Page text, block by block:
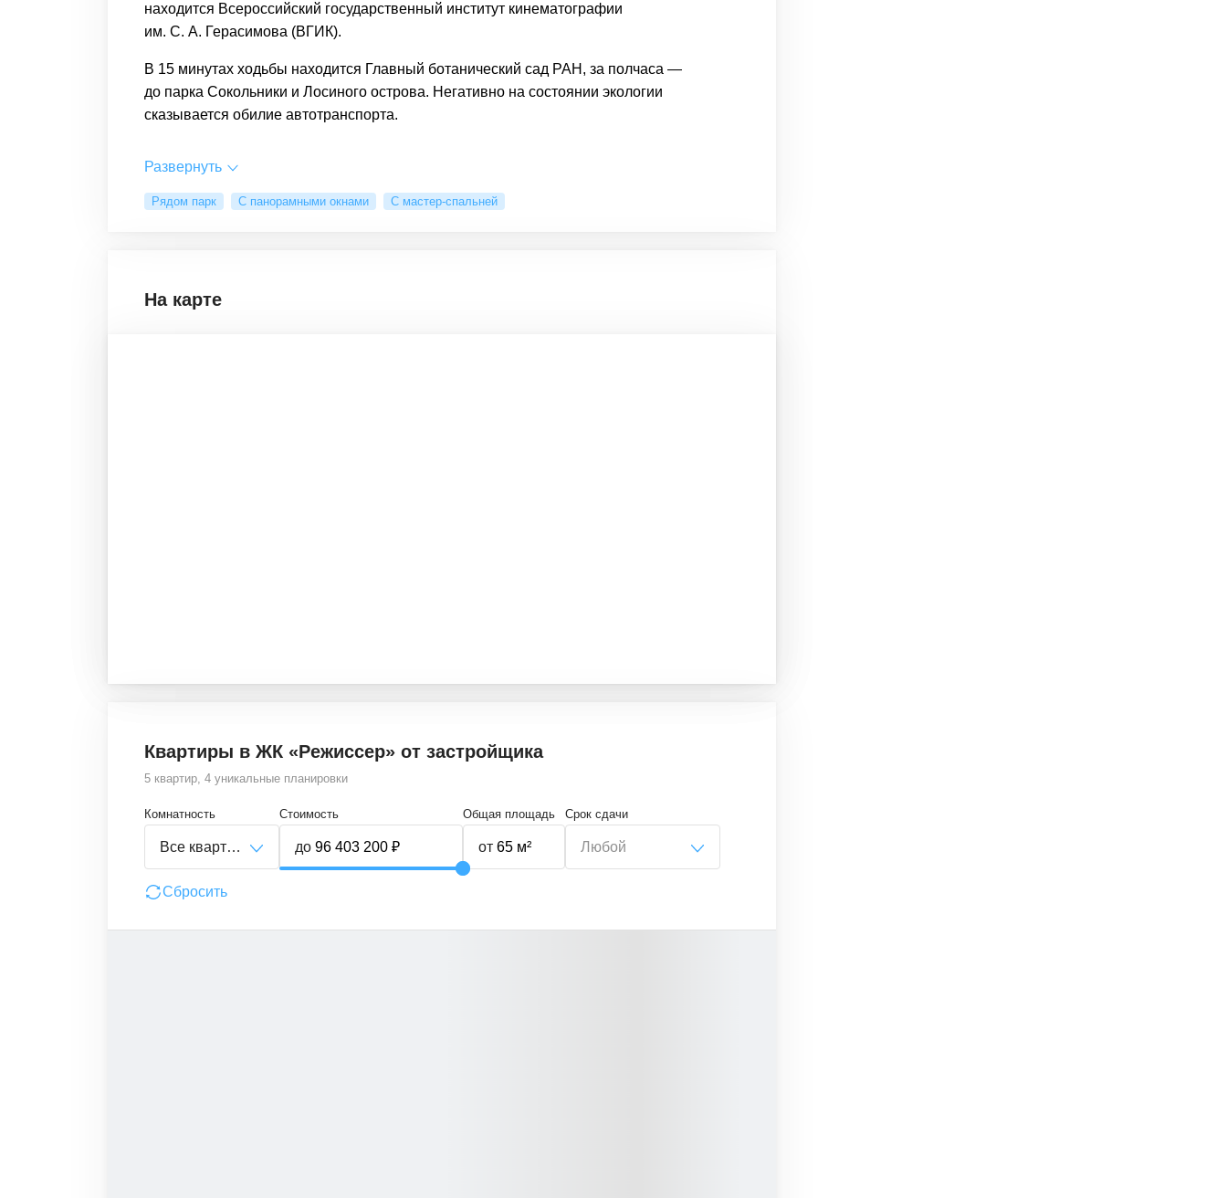
находится Всероссийский государственный институт кинематографии
им. С. А. Герасимова (ВГИК).
В 15 минутах ходьбы находится Главный ботанический сад РАН, за полчаса —
до парка Сокoльники и Лосиного острова. Негативно на состоянии экологии
сказывается обилие автотранспорта.
Развернуть
Рядом парк С панорамными окнами С мастер-спальней
На карте
Квартиры в ЖК «Режиссер» от застройщика
5 квартир, 4 уникальные планировки
Комнатность
Все квартиры
Стоимость
до
Общая площадь
от
Срок сдачи
Любой
Сбросить